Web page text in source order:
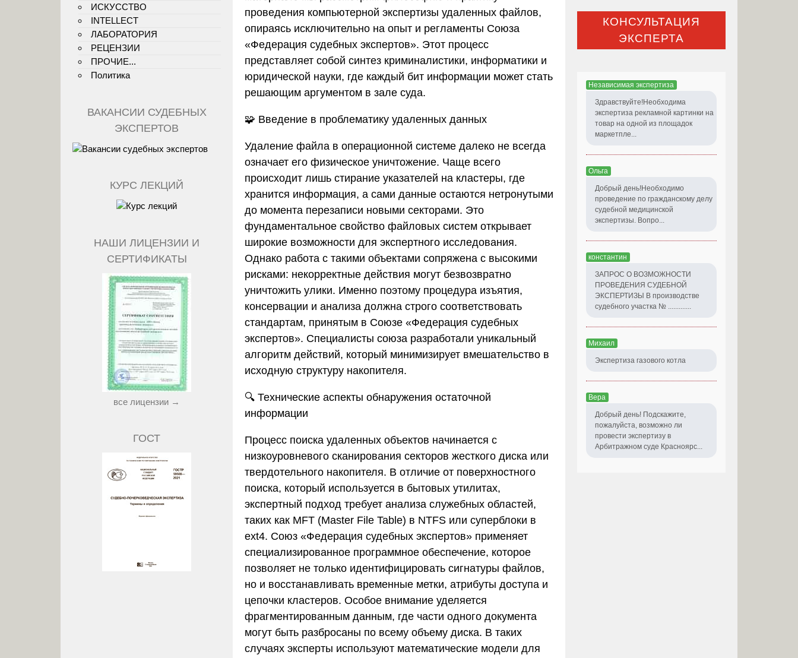
проведения компьютерной экспертизы удаленных файлов,
опираясь исключительно на опыт и регламенты Союза
«Федерация судебных экспертов». Этот процесс
представляет собой синтез криминалистики, информатики и
юридической науки, где каждый бит информации может стать
решающим аргументом в зале суда.
🧩 Введение в проблематику удаленных данных
Удаление файла в операционной системе далеко не всегда
означает его физическое уничтожение. Чаще всего
происходит лишь стирание указателей на кластеры, где
хранится информация, а сами данные остаются нетронутыми
до момента перезаписи новыми секторами. Это
фундаментальное свойство файловых систем открывает
широкие возможности для экспертного исследования.
Однако работа с такими объектами сопряжена с высокими
рисками: некорректные действия могут безвозвратно
уничтожить улики. Именно поэтому процедура изъятия,
консервации и анализа должна строго соответствовать
стандартам, принятым в Союзе «Федерация судебных
экспертов». Специалисты союза разработали уникальный
алгоритм действий, который минимизирует вмешательство в
исходную структуру накопителя.
🔍 Технические аспекты обнаружения остаточной
информации
Процесс поиска удаленных объектов начинается с
низкоуровневого сканирования секторов жесткого диска или
твердотельного накопителя. В отличие от поверхностного
поиска, который используется в бытовых утилитах,
экспертный подход требует анализа служебных областей,
таких как MFT (Master File Table) в NTFS или суперблоки в
ext4. Союз «Федерация судебных экспертов» применяет
специализированное программное обеспечение, которое
позволяет не только идентифицировать сигнатуры файлов,
но и восстанавливать временные метки, атрибуты доступа и
цепочки кластеров. Особое внимание уделяется
фрагментированным данным, где части одного документа
могут быть разбросаны по всему объему диска. В таких
случаях эксперты используют математические модели для
ИСКУССТВО
INTELLECT
ЛАБОРАТОРИЯ
РЕЦЕНЗИИ
ПРОЧИЕ...
Политика
ВАКАНСИИ СУДЕБНЫХ
ЭКСПЕРТОВ
КУРС ЛЕКЦИЙ
НАШИ ЛИЦЕНЗИИ И
СЕРТИФИКАТЫ
все лицензии →
ГОСТ
КОНСУЛЬТАЦИЯ
ЭКСПЕРТА
Независимая экспертиза
Здравствуйте!Необходима
экспертиза рекламной картинки на
товар на одной из площадок
маркетпле...
Ольга
Добрый день!Необходимо
проведение по гражданскому делу
судебной медицинской
экспертизы. Вопро...
константин
ЗАПРОС О ВОЗМОЖНОСТИ
ПРОВЕДЕНИЯ СУДЕБНОЙ
ЭКСПЕРТИЗЫ В производстве
судебного участка № .............
Михаил
Экспертиза газового котла
Вера
Добрый день! Подскажите,
пожалуйста, возможно ли
провести экспертизу в
Арбитражном суде Красноярс...